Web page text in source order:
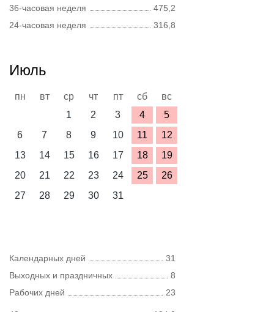
36-часовая неделя
475,2
24-часовая неделя
316,8
Июль
пн вт ср чт пт сб
вс
1
2 3 4
5
6
7 8 9 10 11
12
13
14 15 16 17 18
19
20
21 22 23 24 25
26
27
28 29 30 31
Календарных дней
31
Выходных и праздничных
8
Рабочих дней
23